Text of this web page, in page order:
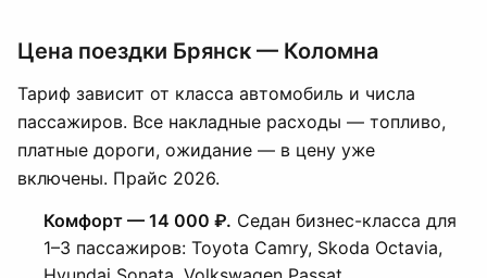
Цена поездки Брянск — Коломна
Тариф зависит от класса автомобиль и числа
пассажиров. Все накладные расходы — топливо,
платные дороги, ожидание — в цену уже
включены. Прайс 2026.
Комфорт — 14 000 ₽. Седан бизнес-класса для
1–3 пассажиров: Toyota Camry, Skoda Octavia,